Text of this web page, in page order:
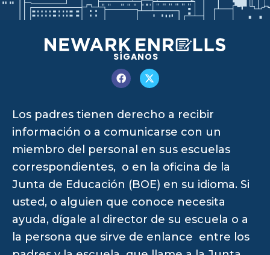
SÍGANOS
Los padres tienen derecho a recibir
información o a comunicarse con un
miembro del personal en sus escuelas
correspondientes, o en la oficina de la
Junta de Educación (BOE) en su idioma. Si
usted, o alguien que conoce necesita
ayuda, dígale al director de su escuela o a
la persona que sirve de enlance entre los